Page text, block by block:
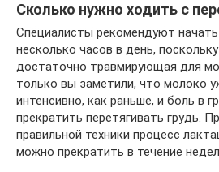
Сколько нужно ходить с
Специалисты рекомендуют начать
несколько часов в день,
достаточно травмирующая для
только вы заметили, что молоко
интенсивно, как раньше, и боль в
прекратить перетягивать грудь.
правильной техники процесс
можно прекратить в течение